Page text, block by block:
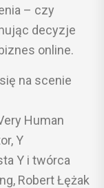
– czy
decyzje
online.
na scenie
Human
Y
Y i twórca
Robert Łężak